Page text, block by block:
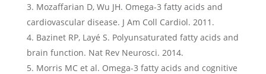
Mozaffarian D, Wu JH. Omega-3 fatty acids and
cardiovascular disease. J Am Coll Cardiol. 2011.
Bazinet RP, Layé S. Polyunsaturated fatty acids and
brain function. Nat Rev Neurosci. 2014.
Morris MC et al. Omega-3 fatty acids and cognitive